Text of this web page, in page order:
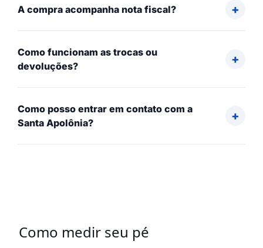
A compra acompanha nota fiscal?
Como funcionam as trocas ou
devoluções?
Como posso entrar em contato com a
Santa Apolônia?
Como medir seu pé